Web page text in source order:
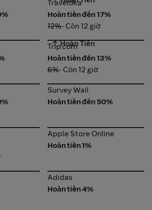
Traveloka
Hoàn tiền đến 17%
12%• Còn 12 giờ
Trip.com
↑ Hoàn Tiền
Trip.com
Hoàn tiền đến 13%
6%• Còn 12 giờ
Survey Wall
Survey Wall
Hoàn tiền đến 50%
Apple Store Online
Apple Store Online
Hoàn tiền 1%
Adidas
Adidas
Hoàn tiền 4%